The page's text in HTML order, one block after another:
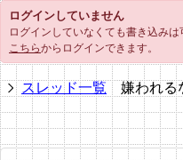
ログインしていません
ログインしていなくても書き込みは
こちらからログインできます。
スレッド一覧 嫌われる